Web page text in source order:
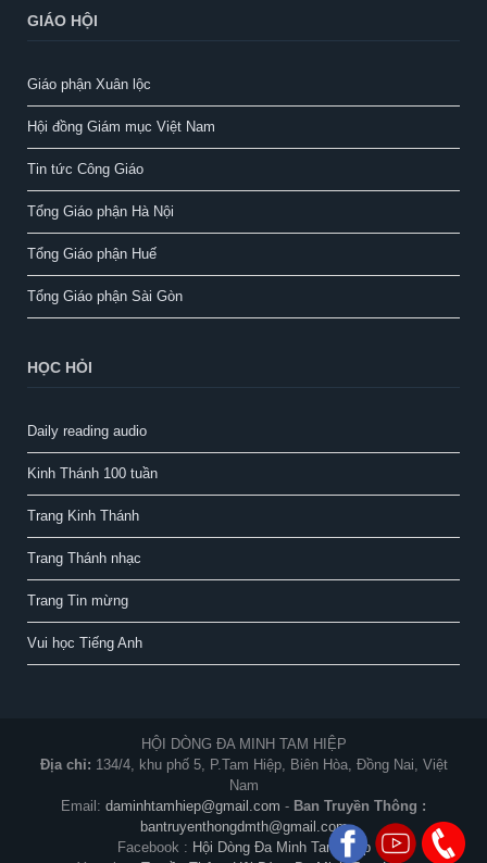
GIÁO HỘI
Giáo phận Xuân lộc
Hội đồng Giám mục Việt Nam
Tin tức Công Giáo
Tổng Giáo phận Hà Nội
Tổng Giáo phận Huế
Tổng Giáo phận Sài Gòn
HỌC HỎI
Daily reading audio
Kinh Thánh 100 tuần
Trang Kinh Thánh
Trang Thánh nhạc
Trang Tin mừng
Vui học Tiếng Anh
HỘI DÒNG ĐA MINH TAM HIỆP
Địa chỉ: 134/4, khu phố 5, P.Tam Hiệp, Biên Hòa, Đồng Nai, Việt
Nam
Email: daminhtamhiep@gmail.com - Ban Truyền Thông :
bantruyenthongdmth@gmail.com
Facebook : Hội Dòng Đa Minh Tam Hiệp